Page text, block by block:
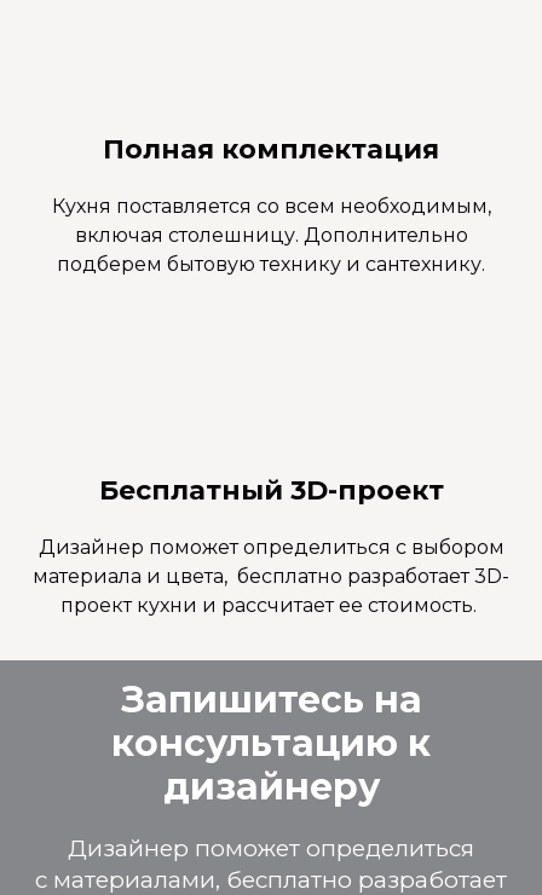
Полная комплектация
Кухня поставляется со всем необходимым,
включая столешницу. Дополнительно
подберем бытовую технику и сантехнику.
Бесплатный 3D-проект
Дизайнер поможет определиться с выбором
материала и цвета, бесплатно разработает 3D-
проект кухни и рассчитает ее стоимость.
Запишитесь на
консультацию к
дизайнеру
Дизайнер поможет определиться
с материалами, бесплатно разработает